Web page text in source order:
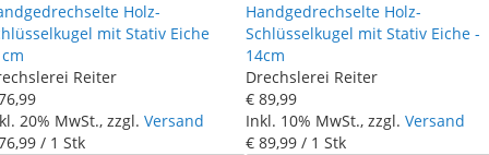
Holz-
mit Stativ Eiche
Reiter
,99
20% MwSt., zzgl. Versand
,99 / 1 Stk
Handgedrechselte Holz-
Schlüsselkugel mit Stativ Eiche -
14cm
Drechslerei Reiter
€ 89,99
Inkl. 10% MwSt., zzgl. Versand
€ 89,99 / 1 Stk